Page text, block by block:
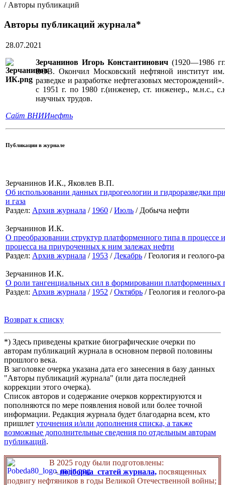
/ Авторы публикаций
Авторы публикаций журнала*
28.07.2021
Зерчанинов Игорь Константинович (1920—1986
ВОВ. Окончил Московский нефтяной институт
разведке и разработке нефтегазовых
с 1951 г. по 1980 г.(инженер, ст. инженер., м.н.с.,
научных трудов.
Сайт ВНИИнефть
Публикации в журнале
Зерчанинов И.К., Яковлев В.П.
Об использовании данных гидрогеологии и гидроразведки
и газа
Раздел: Архив журнала / 1960 /Июль / Добыча нефти
Зерчанинов И.К.
О преобразовании структур платформенного типа в
процесса на приуроченных к ним залежах нефти
Раздел: Архив журнала / 1953 / Декабрь / Геология и геолого-
Зерчанинов И.К.
О роли тангенциальных сил в формировании платформенных
Раздел: Архив журнала / 1952 /Октябрь / Геология и геолого-
Возврат к списку
*) Здесь приведены краткие биографические очерки по
авторам публикаций журнала в основном первой половины
прошлого века.
В заголовке очерка указана дата его занесения в базу данных
"Авторы публикаций журнала" (или дата последней
коррекции этого очерка).
Список авторов и содержание очерков корректируются и
пополняются по мере появления новой или более точной
информации. Редакция журнала будет благодарна всем, кто
пришлет уточнения и/или дополнения списка, а также
возможные дополнительные сведения по отдельным авторам
публикаций.
В 2025 году были подготовлены:
- подборка статей журнала, посвященных
подвигу нефтяников в годы Великой Отечественной войны;